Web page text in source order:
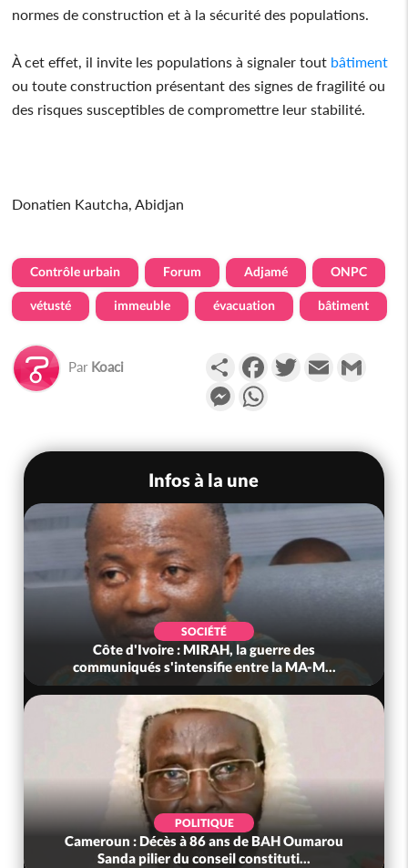
normes de construction et à la sécurité des populations.
À cet effet, il invite les populations à signaler tout bâtiment
ou toute construction présentant des signes de fragilité ou
des risques susceptibles de compromettre leur stabilité.
Donatien Kautcha, Abidjan
Contrôle urbain Forum Adjamé ONPC
vétusté immeuble évacuation bâtiment
Par Koaci PartagerFacebookTwitterEmail
Messenger
Infos à la une
SOCIÉTÉ
Côte d'Ivoire : MIRAH, la guerre des
communiqués s'intensifie entre la MA-M...
POLITIQUE
Cameroun : Décès à 86 ans de BAH Oumarou
Sanda pilier du conseil constituti...